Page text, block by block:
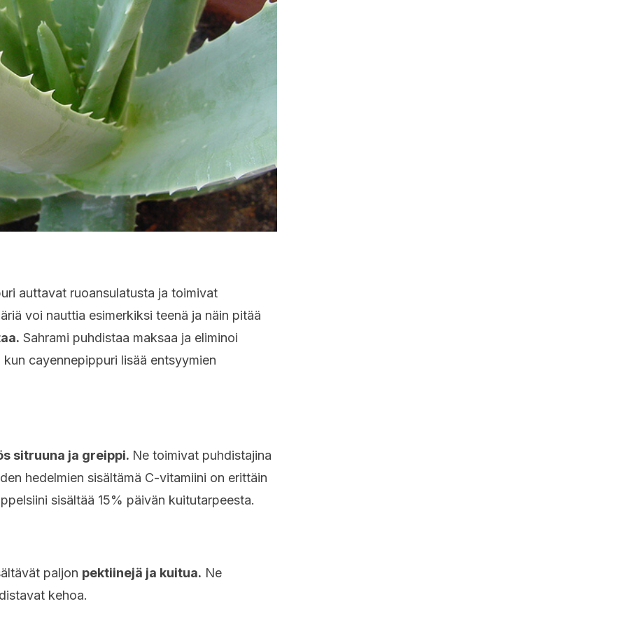
auttavat ruoansulatusta ja toimivat
voi nauttia esimerkiksi teenä ja näin pitää
Sahrami puhdistaa maksaa ja eliminoi
cayennepippuri lisää entsyymien
sitruuna ja greippi. Ne toimivat puhdistajina
hedelmien sisältämä C-vitamiini on erittäin
sisältää 15% päivän kuitutarpeesta.
paljon pektiinejä ja kuitua. Ne
kehoa.